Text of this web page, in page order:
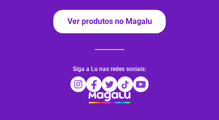
Ver produtos no Magalu
Siga a Lu nas redes sociais: